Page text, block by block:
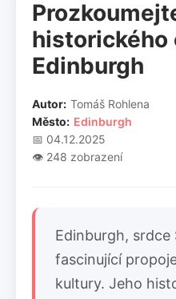
historického
Edinburgh
Autor: Tomáš Rohlena
Město: Edinburgh
📅 04.12.2025
👁️ 248 zobrazení
Edinburgh, srdce
fascinující
kultury. Jeho